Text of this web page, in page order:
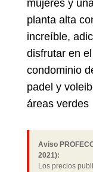
mujeres y
planta alta
increíble,
disfrutar en
condominio
padel y
áreas verdes
Aviso
2021):
Los precios